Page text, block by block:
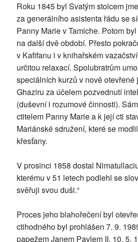
Roku 1845 byl Svatým stolcem
za generálního asistenta řádu se
Panny Marie v Tamiche. Potom
na další dvě období. Přesto
v Kafifanu i v knihařském
určitou relaxací. Spolubratrům
speciálních kurzů v nově otevřené
Ghaziru za účelem pozvednutí
(duševní i rozumové činnosti).
ctitelem Panny Marie a k její cti
Mariánské sdružení, které se
křesťany.
V prosinci 1858 dostal
kterému v 51 letech podlehl se
svěřuji svou duši.“
Proces jeho blahořečení byl
ctihodného byl prohlášen 7. 9.
papežem Janem Pavlem II. 10. 5.